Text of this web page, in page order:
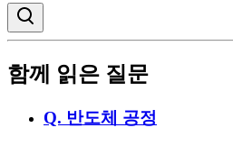
함께 읽은 질문
Q. 반도체 공정